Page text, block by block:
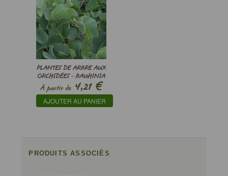
PLANTES DE ARBRE AUX
ORCHIDÉES - BAUHINIA
VARIEGATA
À partir de4,21€
AJOUTER AU PANIER
PRODUITS ASSOCIÉS